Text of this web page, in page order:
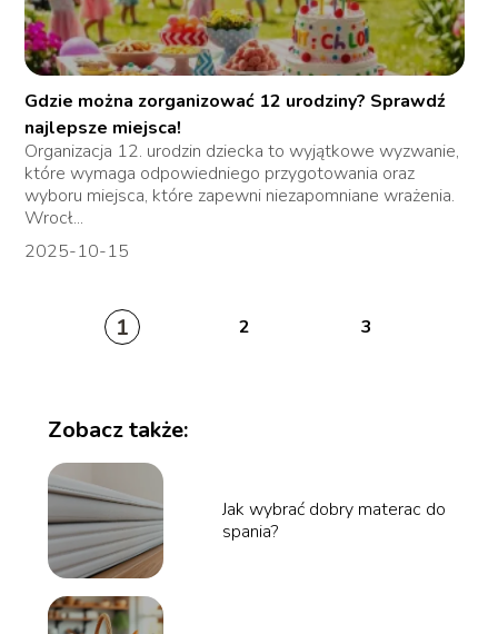
Gdzie można zorganizować 12 urodziny? Sprawdź
najlepsze miejsca!
Organizacja 12. urodzin dziecka to wyjątkowe wyzwanie,
które wymaga odpowiedniego przygotowania oraz
wyboru miejsca, które zapewni niezapomniane wrażenia.
Wrocł...
2025-10-15
1 2 3
Zobacz także:
Jak wybrać dobry materac do
spania?